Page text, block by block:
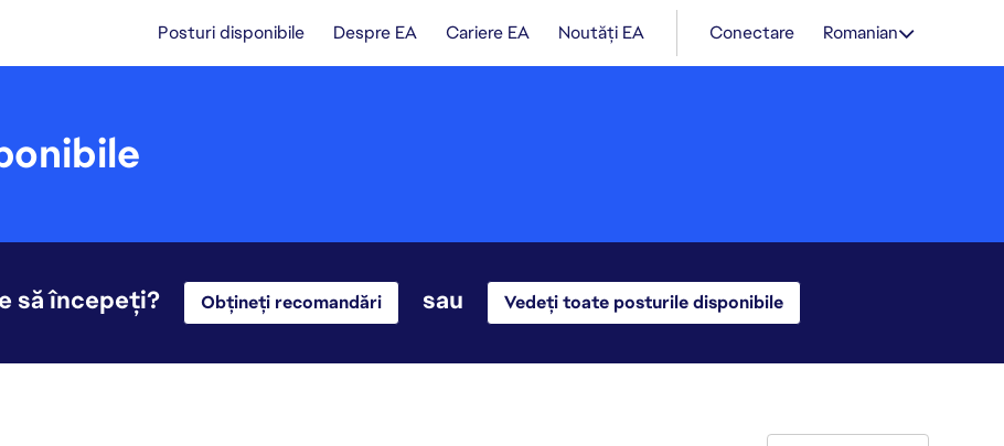
Posturi disponibile Despre EA Cariere EA Noutăți EA Conectare Romanian
să începeți? Obțineți recomandări sau Vedeți toate posturile disponibile